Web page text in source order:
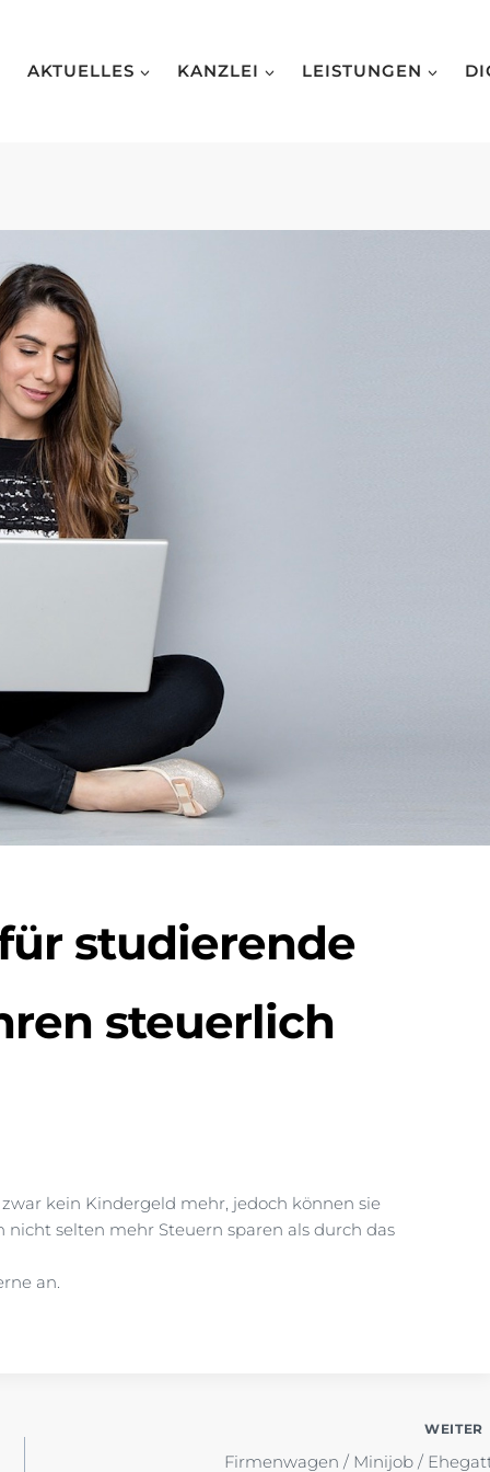
AKTUELLES KANZLEI LEISTUNGEN
studierende
steuerlich
kein Kindergeld mehr, jedoch können sie
selten mehr Steuern sparen als durch das
an.
WEITER
Firmenwagen / Minijob /